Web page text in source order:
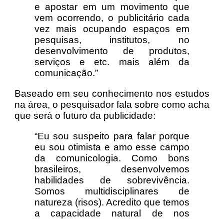
e apostar em um movimento que
vem ocorrendo, o publicitário cada
vez mais ocupando espaços em
pesquisas, institutos, no
desenvolvimento de produtos,
serviços e etc. mais além da
comunicação.”
Baseado em seu conhecimento nos estudos
na área, o pesquisador fala sobre como acha
que será o futuro da publicidade:
“Eu sou suspeito para falar porque
eu sou otimista e amo esse campo
da comunicologia. Como bons
brasileiros, desenvolvemos
habilidades de sobrevivência.
Somos multidisciplinares de
natureza (risos). Acredito que temos
a capacidade natural de nos